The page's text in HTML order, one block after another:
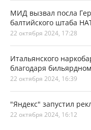
МИД вызвал посла
балтийского штаба
22 октября 2024, 17:28
Итальянского
благодаря
22 октября 2024, 16:39
"Яндекс" запустил
22 октября 2024, 16:12